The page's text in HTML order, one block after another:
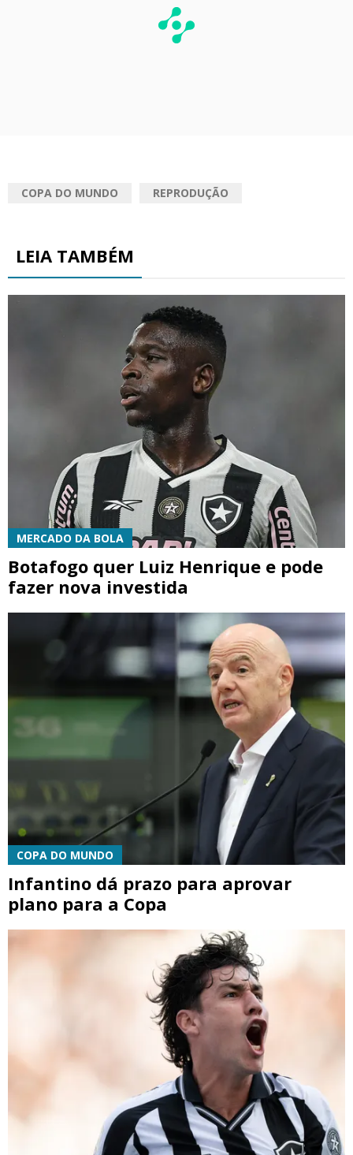
COPA DO MUNDO REPRODUÇÃO
LEIA TAMBÉM
MERCADO DA BOLA
Botafogo quer Luiz Henrique e pode
fazer nova investida
COPA DO MUNDO
Infantino dá prazo para aprovar
plano para a Copa